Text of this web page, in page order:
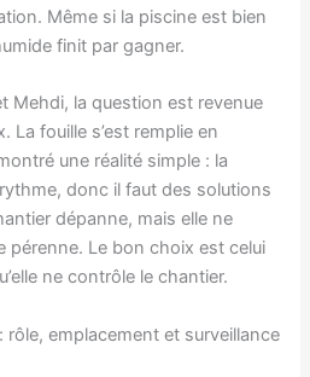
Même si la piscine est bien
finit par gagner.
Mehdi, la question est revenue
La fouille s’est remplie en
une réalité simple : la
donc il faut des solutions
dépanne, mais elle ne
pérenne. Le bon choix est celui
ne contrôle le chantier.
emplacement et surveillance